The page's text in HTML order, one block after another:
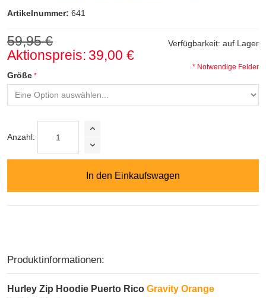
Artikelnummer: 641
Verfügbarkeit: auf Lager
59,95 €
Aktionspreis: 39,00 €
Größe
* Notwendige Felder
Anzahl:
In den Einkaufswagen
Produktinformationen:
Hurley Zip Hoodie Puerto Rico Gravity Orange